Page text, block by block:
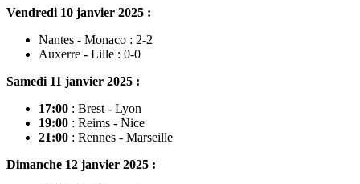
Vendredi 10 janvier 2025 :
Nantes - Monaco : 2-2
Auxerre - Lille : 0-0
Samedi 11 janvier 2025 :
17:00 : Brest - Lyon
19:00 : Reims - Nice
21:00 : Rennes - Marseille
Dimanche 12 janvier 2025 :